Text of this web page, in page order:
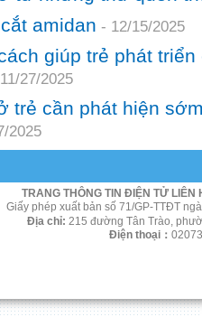
amidan - 12/15/2025
giúp trẻ phát
11/27/2025
trẻ cần phát hiện
2025
TRANG THÔNG TIN ĐIỆN TỬ
Giấy phép xuất bản số 71/GP-TTĐT
Địa chỉ: 215 đường Tân Trào,
Điện thoại：